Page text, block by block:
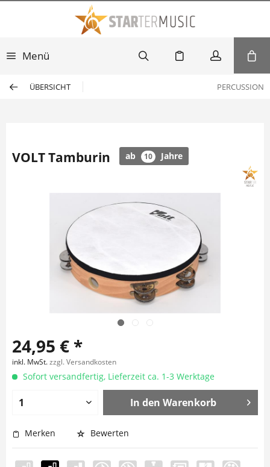
Menü
ÜBERSICHT PERCUSSION
VOLT Tamburin ab 10 Jahre
24,95 € *
inkl. MwSt.zzgl. Versandkosten
Sofort versandfertig, Lieferzeit ca. 1-3 Werktage
In den Warenkorb
Merken Bewerten